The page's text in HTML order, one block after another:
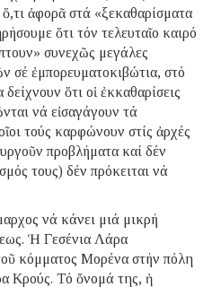
ἀφορᾶ στά «ξεκαθαρίσματα
ὅτι τόν τελευταῖο καιρό
συνεχῶς μεγάλες
σέ ἐμπορευματοκιβώτια, στό
ὅτι οἱ ἐκκαθαρίσεις
νά εἰσαγάγουν τά
τούς καρφώνουν στίς ἀρχές
προβλήματα καί δέν
τους) δέν πρόκειται νά
νά κάνει μιά μικρή
Ἡ Γεσένια Λάρα
κόμματος Mορένα στήν πόλη
Κρούς. Τό ὄνομά της, ἡ